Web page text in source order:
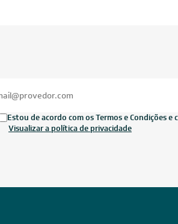
Estou de acordo com os Termos e Condições e
Visualizar a política de privacidade